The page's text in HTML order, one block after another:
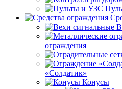
ограждения
«Солдатик»
Конусы